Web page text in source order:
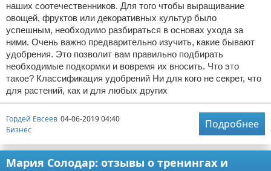
наших соотечественников. Для того чтобы выращивание
овощей, фруктов или декоративных культур было
успешным, необходимо разбираться в основах ухода за
ними. Очень важно предварительно изучить, какие бывают
удобрения. Это позволит вам правильно подбирать
необходимые подкормки и вовремя их вносить. Что это
такое? Классификация удобрений Ни для кого не секрет, что
для растений, как и для любых других
Гордей Евсеев 04-06-2019 04:40
Бизнес
Подробнее
Мария Солодар: отзывы о тренингах и